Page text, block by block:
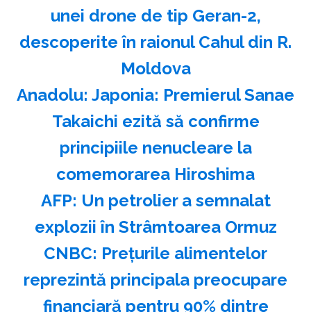
unei drone de tip Geran-2,
descoperite în raionul Cahul din R.
Moldova
Anadolu: Japonia: Premierul Sanae
Takaichi ezită să confirme
principiile nenucleare la
comemorarea Hiroshima
AFP: Un petrolier a semnalat
explozii în Strâmtoarea Ormuz
CNBC: Preţurile alimentelor
reprezintă principala preocupare
financiară pentru 90% dintre